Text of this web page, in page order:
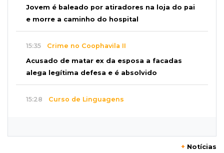
Jovem é baleado por atiradores na loja do pai
e morre a caminho do hospital
15:35 Crime no Coophavila II
Acusado de matar ex da esposa a facadas
alega legítima defesa e é absolvido
15:28 Curso de Linguagens
+ Notícias